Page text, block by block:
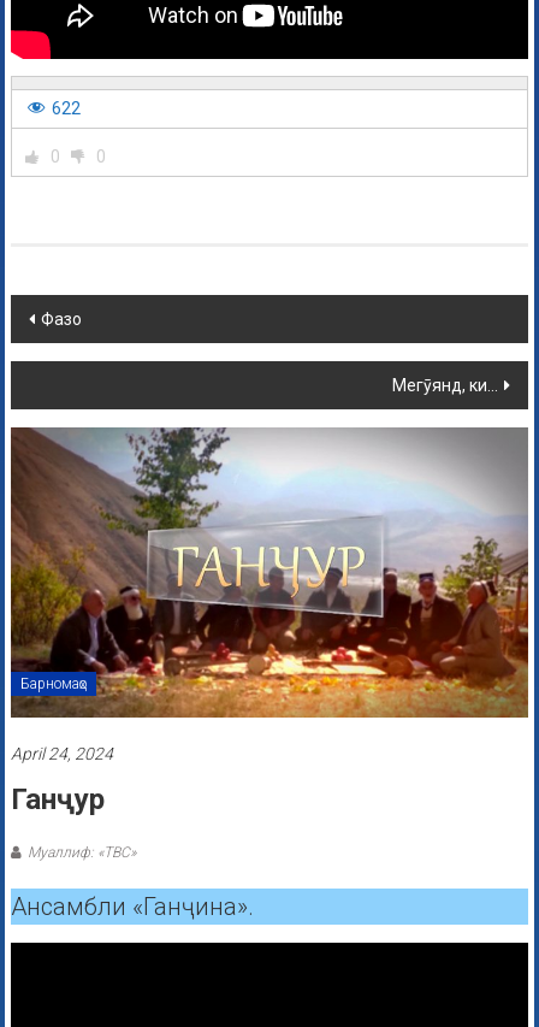
622
0 0
Фазо
Мегӯянд, ки…
Барномаҳо
April 24, 2024
Ганҷур
Муаллиф: «ТВС»
Ансамбли «Ганҷина».